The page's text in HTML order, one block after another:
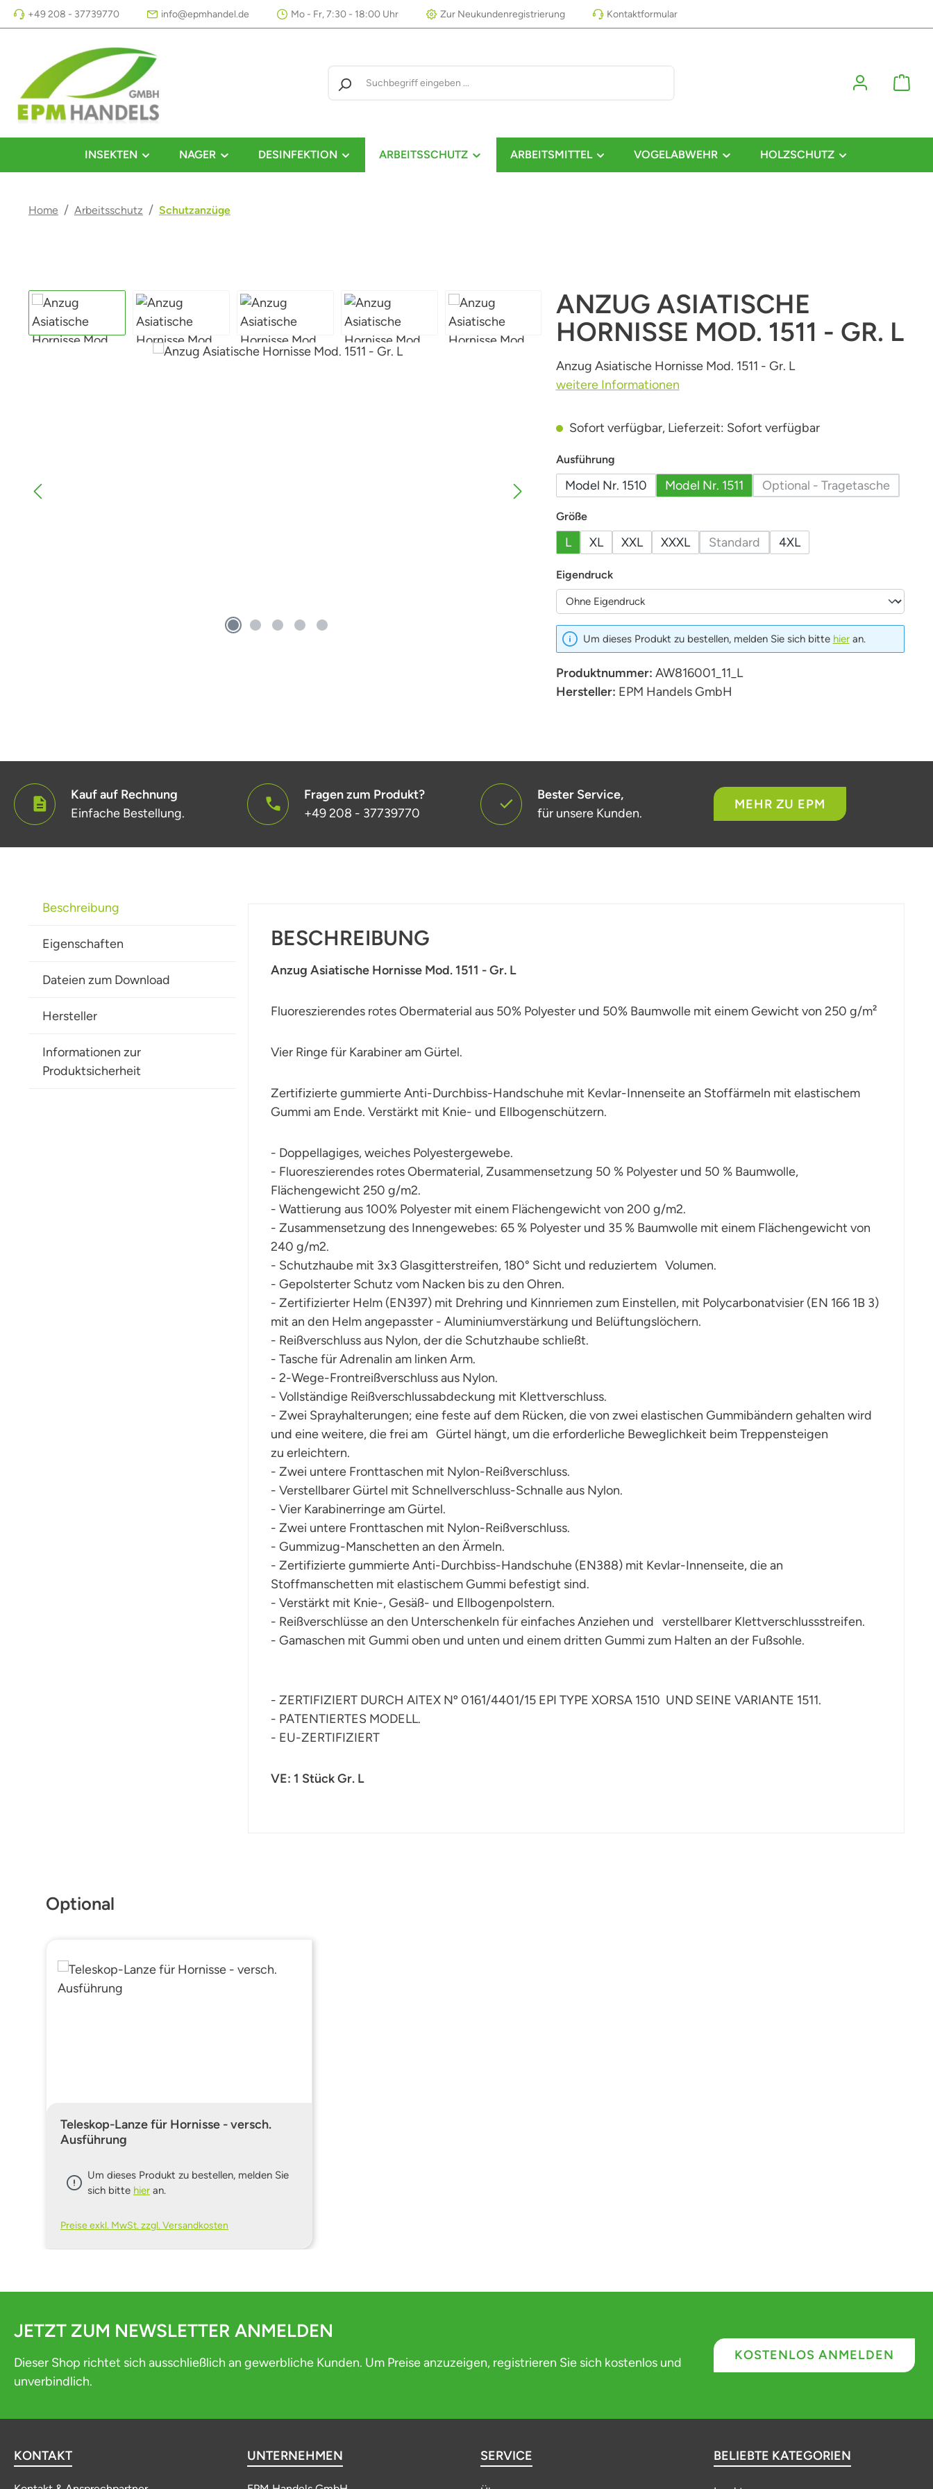
Hauptinhalt springen
Zur Suche springen
Zur Hauptnavigation springen
+49 208 - 37739770 info@epmhandel.de Mo - Fr, 7:30 - 18:00 Uhr Zur Neukundenregistrierung Kontaktformular
INSEKTEN NAGER DESINFEKTION ARBEITSSCHUTZ ARBEITSMITTEL VOGELABWEHR HOLZSCHUTZ
Home / Arbeitsschutz / Schutzanzüge
Bildergalerie überspringen
ANZUG ASIATISCHE
HORNISSE MOD. 1511 - GR. L
Anzug Asiatische Hornisse Mod. 1511 - Gr. L
weitere Informationen
Sofort verfügbar, Lieferzeit: Sofort verfügbar
Ausführungauswählen
Model Nr. 1510 Model Nr. 1511 Optional - Tragetasche
(Diese Option ist
Größeauswählen
L XL XXL XXXL Standard(Diese Option ist zurzeit nicht
4XL
Eigendruckauswählen
Um dieses Produkt zu bestellen, melden Sie sich bitte hieran.
Produktnummer: AW816001_11_L
Hersteller: EPM Handels GmbH
Kauf auf Rechnung
Einfache Bestellung.
Fragen zum Produkt?
+49 208 - 37739770
Bester Service,
für unsere Kunden.
MEHR ZU EPM
Beschreibung
Eigenschaften
Dateien zum Download
Hersteller
Informationen zur
Produktsicherheit
BESCHREIBUNG
Anzug Asiatische Hornisse Mod. 1511 - Gr. L
Fluoreszierendes rotes Obermaterial aus 50% Polyester und 50% Baumwolle mit einem Gewicht von 250 g/m²
Vier Ringe für Karabiner am Gürtel.
Zertifizierte gummierte Anti-Durchbiss-Handschuhe mit Kevlar-Innenseite an Stoffärmeln mit elastischem
Gummi am Ende. Verstärkt mit Knie- und Ellbogenschützern.
- Doppellagiges, weiches Polyestergewebe.
- Fluoreszierendes rotes Obermaterial, Zusammensetzung 50 % Polyester und 50 % Baumwolle,
Flächengewicht 250 g/m2.
- Wattierung aus 100% Polyester mit einem Flächengewicht von 200 g/m2.
- Zusammensetzung des Innengewebes: 65 % Polyester und 35 % Baumwolle mit einem Flächengewicht von
240 g/m2.
- Schutzhaube mit 3x3 Glasgitterstreifen, 180° Sicht und reduziertem Volumen.
- Gepolsterter Schutz vom Nacken bis zu den Ohren.
- Zertifizierter Helm (EN397) mit Drehring und Kinnriemen zum Einstellen, mit Polycarbonatvisier (EN 166 1B 3)
mit an den Helm angepasster - Aluminiumverstärkung und Belüftungslöchern.
- Reißverschluss aus Nylon, der die Schutzhaube schließt.
- Tasche für Adrenalin am linken Arm.
- 2-Wege-Frontreißverschluss aus Nylon.
- Vollständige Reißverschlussabdeckung mit Klettverschluss.
- Zwei Sprayhalterungen; eine feste auf dem Rücken, die von zwei elastischen Gummibändern gehalten wird
und eine weitere, die frei am Gürtel hängt, um die erforderliche Beweglichkeit beim Treppensteigen
zu erleichtern.
- Zwei untere Fronttaschen mit Nylon-Reißverschluss.
- Verstellbarer Gürtel mit Schnellverschluss-Schnalle aus Nylon.
- Vier Karabinerringe am Gürtel.
- Zwei untere Fronttaschen mit Nylon-Reißverschluss.
- Gummizug-Manschetten an den Ärmeln.
- Zertifizierte gummierte Anti-Durchbiss-Handschuhe (EN388) mit Kevlar-Innenseite, die an
Stoffmanschetten mit elastischem Gummi befestigt sind.
- Verstärkt mit Knie-, Gesäß- und Ellbogenpolstern.
- Reißverschlüsse an den Unterschenkeln für einfaches Anziehen und verstellbarer Klettverschlussstreifen.
- Gamaschen mit Gummi oben und unten und einem dritten Gummi zum Halten an der Fußsohle.
- ZERTIFIZIERT DURCH AITEX Nº 0161/4401/15 EPI TYPE XORSA 1510 UND SEINE VARIANTE 1511.
- PATENTIERTES MODELL.
- EU-ZERTIFIZIERT
VE: 1 Stück Gr. L
Produktgalerie überspringen
Optional
Teleskop-Lanze für Hornisse - versch.
Ausführung
Um dieses Produkt zu bestellen, melden Sie
sich bitte hier an.
Preise exkl. MwSt. zzgl. Versandkosten
JETZT ZUM NEWSLETTER ANMELDEN
Dieser Shop richtet sich ausschließlich an gewerbliche Kunden. Um Preise anzuzeigen, registrieren Sie sich kostenlos und
unverbindlich.
KOSTENLOS ANMELDEN
KONTAKT UNTERNEHMEN SERVICE BELIEBTE KATEGORIEN